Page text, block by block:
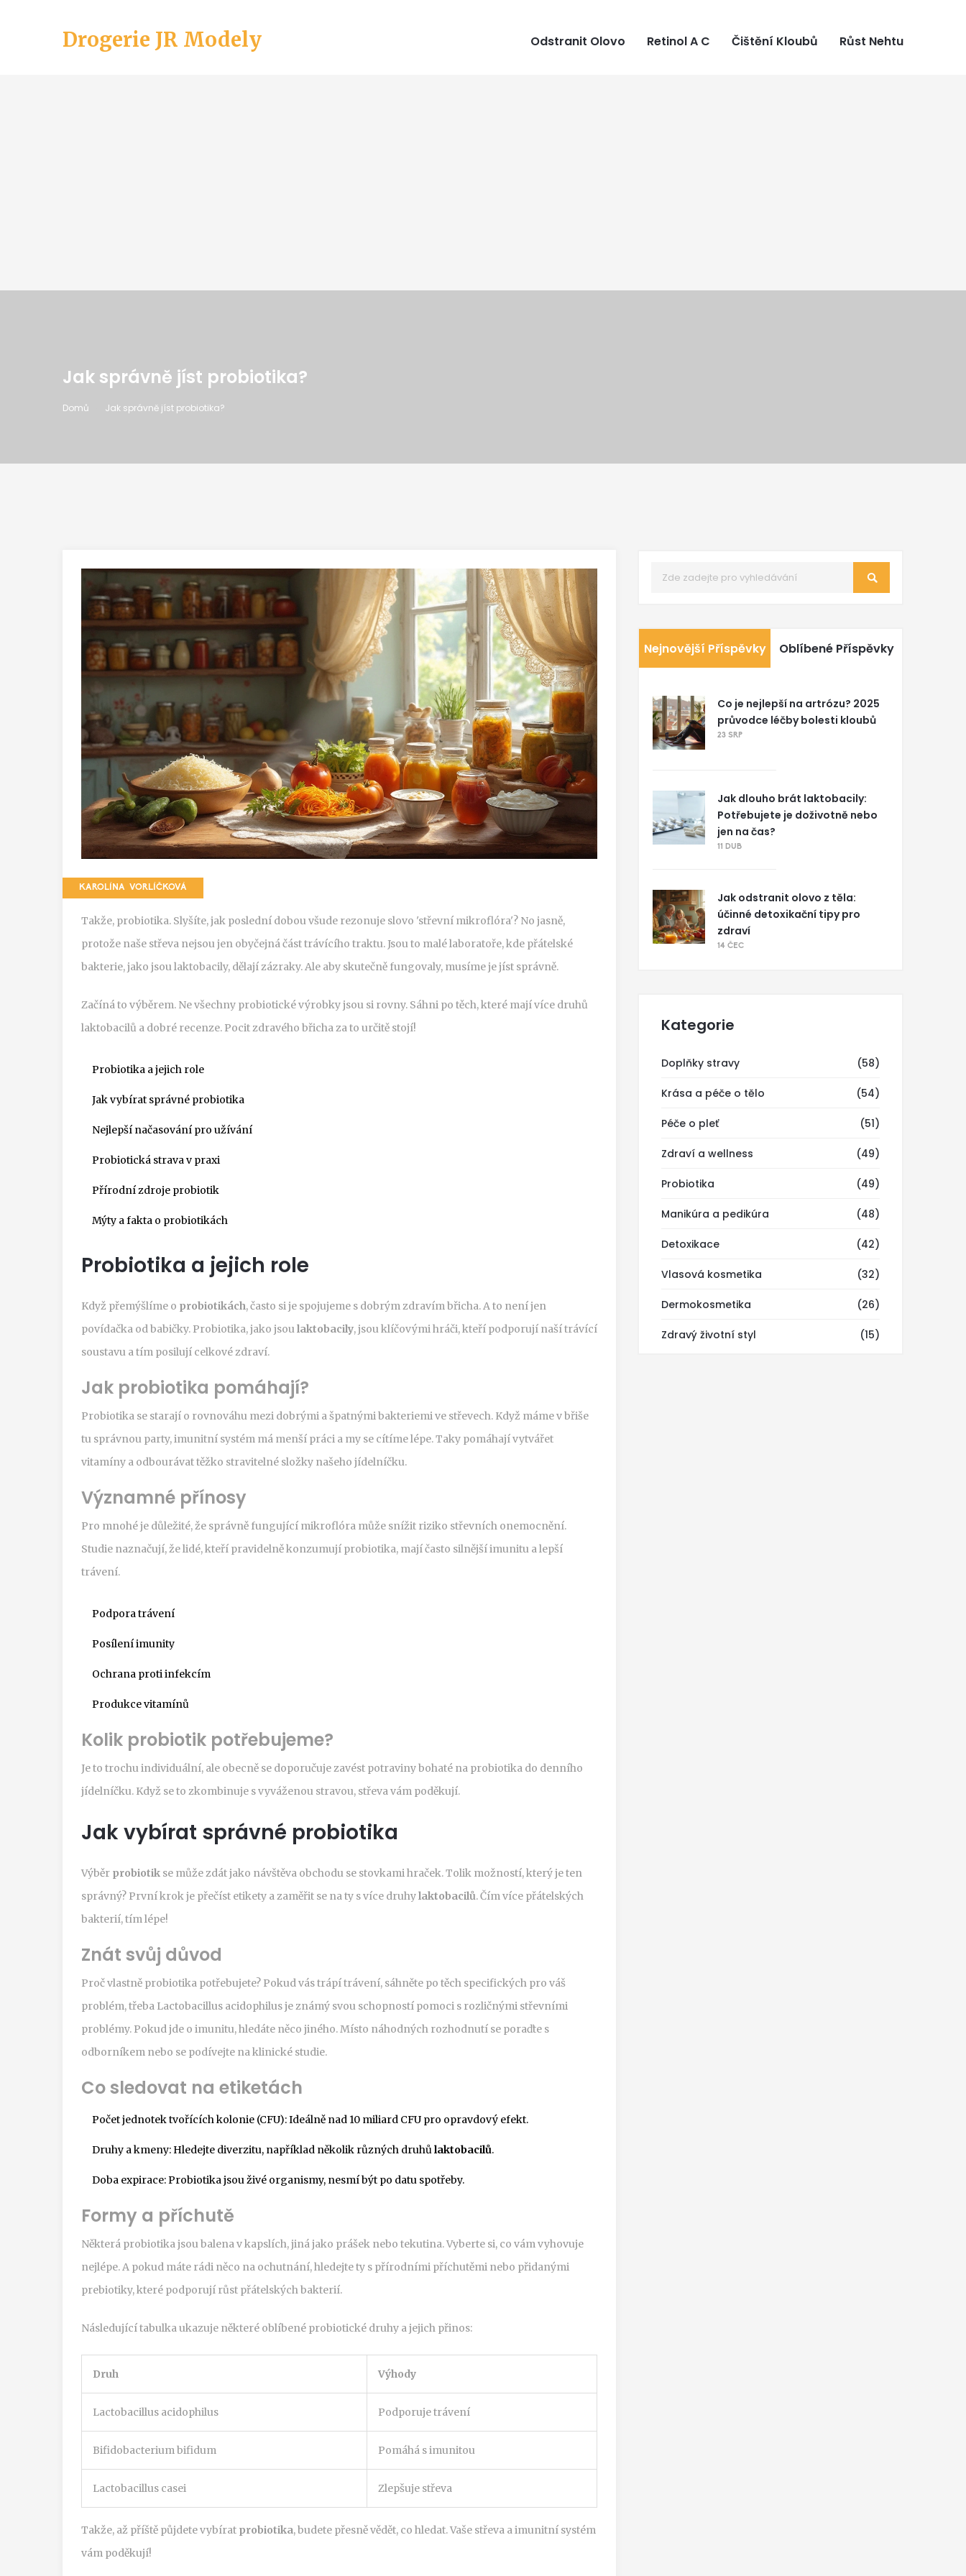
Drogerie JR Modely Odstranit Olovo Retinol A C Čištění Kloubů Růst Nehtu
Jak správně jíst probiotika?
Domů Jak správně jíst probiotika?
KAROLÍNA VORLÍČKOVÁ
Takže, probiotika. Slyšíte, jak poslední dobou všude rezonuje slovo 'střevní mikroflóra'? No jasně,
protože naše střeva nejsou jen obyčejná část trávícího traktu. Jsou to malé laboratoře, kde přátelské
bakterie, jako jsou laktobacily, dělají zázraky. Ale aby skutečně fungovaly, musíme je jíst správně.
Začíná to výběrem. Ne všechny probiotické výrobky jsou si rovny. Sáhni po těch, které mají více druhů
laktobacilů a dobré recenze. Pocit zdravého břicha za to určitě stojí!
Probiotika a jejich role
Jak vybírat správné probiotika
Nejlepší načasování pro užívání
Probiotická strava v praxi
Přírodní zdroje probiotik
Mýty a fakta o probiotikách
Probiotika a jejich role
Když přemýšlíme o probiotikách, často si je spojujeme s dobrým zdravím břicha. A to není jen
povídačka od babičky. Probiotika, jako jsoulaktobacily, jsou klíčovými hráči, kteří podporují naší trávící
soustavu a tím posilují celkové zdraví.
Jak probiotika pomáhají?
Probiotika se starají o rovnováhu mezi dobrými a špatnými bakteriemi ve střevech. Když máme v břiše
tu správnou party, imunitní systém má menší práci a my se cítíme lépe. Taky pomáhají vytvářet
vitamíny a odbourávat těžko stravitelné složky našeho jídelníčku.
Významné přínosy
Pro mnohé je důležité, že správně fungující mikroflóra může snížit riziko střevních onemocnění.
Studie naznačují, že lidé, kteří pravidelně konzumují probiotika, mají často silnější imunitu a lepší
trávení.
Podpora trávení
Posílení imunity
Ochrana proti infekcím
Produkce vitamínů
Kolik probiotik potřebujeme?
Je to trochu individuální, ale obecně se doporučuje zavést potraviny bohaté na probiotika do denního
jídelníčku. Když se to zkombinuje s vyváženou stravou, střeva vám poděkují.
Jak vybírat správné probiotika
Výběr probiotik se může zdát jako návštěva obchodu se stovkami hraček. Tolik možností, který je ten
správný? První krok je přečíst etikety a zaměřit se na ty s více druhylaktobacilů. Čím více přátelských
bakterií, tím lépe!
Znát svůj důvod
Proč vlastně probiotika potřebujete? Pokud vás trápí trávení, sáhněte po těch specifických pro váš
problém, třeba Lactobacillus acidophilus je známý svou schopností pomoci s rozličnými střevními
problémy. Pokud jde o imunitu, hledáte něco jiného. Místo náhodných rozhodnutí se poraďte s
odborníkem nebo se podívejte na klinické studie.
Co sledovat na etiketách
Počet jednotek tvořících kolonie (CFU): Ideálně nad 10 miliard CFU pro opravdový efekt.
Druhy a kmeny: Hledejte diverzitu, například několik různých druhůlaktobacilů.
Doba expirace: Probiotika jsou živé organismy, nesmí být po datu spotřeby.
Formy a příchutě
Některá probiotika jsou balena v kapslích, jiná jako prášek nebo tekutina. Vyberte si, co vám vyhovuje
nejlépe. A pokud máte rádi něco na ochutnání, hledejte ty s přírodními příchutěmi nebo přidanými
prebiotiky, které podporují růst přátelských bakterií.
Následující tabulka ukazuje některé oblíbené probiotické druhy a jejich přinos:
Druh Výhody
Lactobacillus acidophilus Podporuje trávení
Bifidobacterium bifidum Pomáhá s imunitou
Lactobacillus casei Zlepšuje střeva
Takže, až příště půjdete vybírat probiotika, budete přesně vědět, co hledat. Vaše střeva a imunitní systém
vám poděkují!
Nejnovější Příspěvky Oblíbené Příspěvky
Co je nejlepší na artrózu? 2025
průvodce léčby bolesti kloubů
23 SRP
Jak dlouho brát laktobacily:
Potřebujete je doživotně nebo
jen na čas?
11 DUB
Jak odstranit olovo z těla:
účinné detoxikační tipy pro
zdraví
14 ČEC
Kategorie
Doplňky stravy (58)
Krása a péče o tělo (54)
Péče o pleť (51)
Zdraví a wellness (49)
Probiotika (49)
Manikúra a pedikúra (48)
Detoxikace (42)
Vlasová kosmetika (32)
Dermokosmetika (26)
Zdravý životní styl (15)